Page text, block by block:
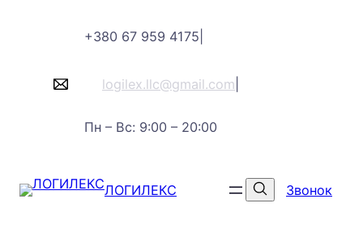
+380 67 959 4175
logilex.llc@gmail.com
Пн – Вс: 9:00 – 20:00
ЛОГИЛЕКС Звонок